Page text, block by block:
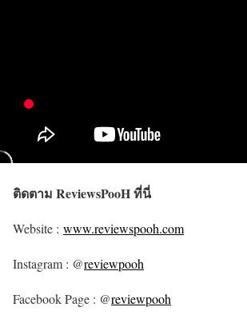
ติดตาม ReviewsPooH ที่นี่
Website : www.reviewspooh.com
Instagram : @reviewpooh
Facebook Page : @reviewpooh